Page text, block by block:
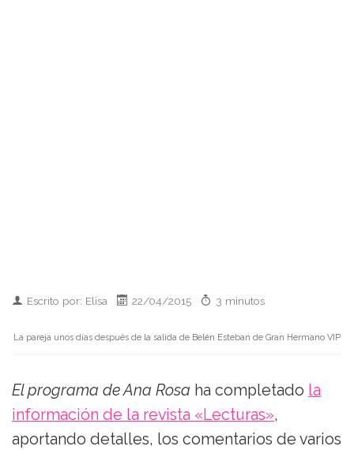
Escrito por: Elisa 22/04/2015 3 minutos
La pareja unos días después de la salida de Belén Esteban de Gran Hermano VIP
El programa de Ana Rosa ha completado la
información de la revista «Lecturas»,
aportando detalles, los comentarios de varios